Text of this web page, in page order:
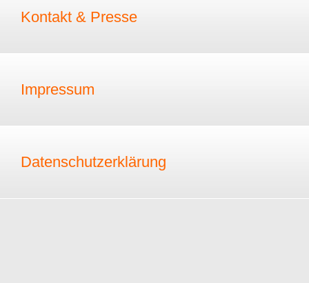
Kontakt & Presse
Impressum
Datenschutzerklärung